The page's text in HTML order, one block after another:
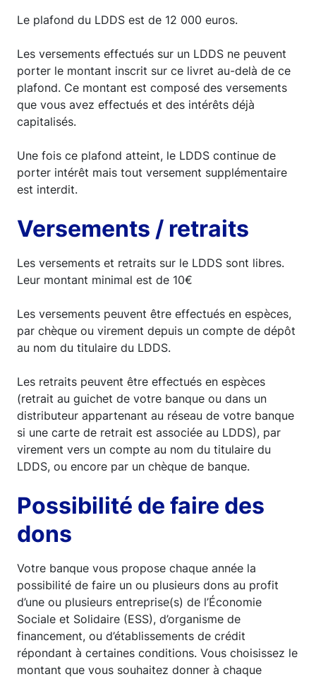
Le plafond du LDDS est de 12 000 euros.
Les versements effectués sur un LDDS ne peuvent
porter le montant inscrit sur ce livret au-delà de ce
plafond. Ce montant est composé des versements
que vous avez effectués et des intérêts déjà
capitalisés.
Une fois ce plafond atteint, le LDDS continue de
porter intérêt mais tout versement supplémentaire
est interdit.
Versements / retraits
Les versements et retraits sur le LDDS sont libres.
Leur montant minimal est de 10€
Les versements peuvent être effectués en espèces,
par chèque ou virement depuis un compte de dépôt
au nom du titulaire du LDDS.
Les retraits peuvent être effectués en espèces
(retrait au guichet de votre banque ou dans un
distributeur appartenant au réseau de votre banque
si une carte de retrait est associée au LDDS), par
virement vers un compte au nom du titulaire du
LDDS, ou encore par un chèque de banque.
Possibilité de faire des
dons
Votre banque vous propose chaque année la
possibilité de faire un ou plusieurs dons au profit
d’une ou plusieurs entreprise(s) de l’Économie
Sociale et Solidaire (ESS), d’organisme de
financement, ou d’établissements de crédit
répondant à certaines conditions. Vous choisissez le
montant que vous souhaitez donner à chaque